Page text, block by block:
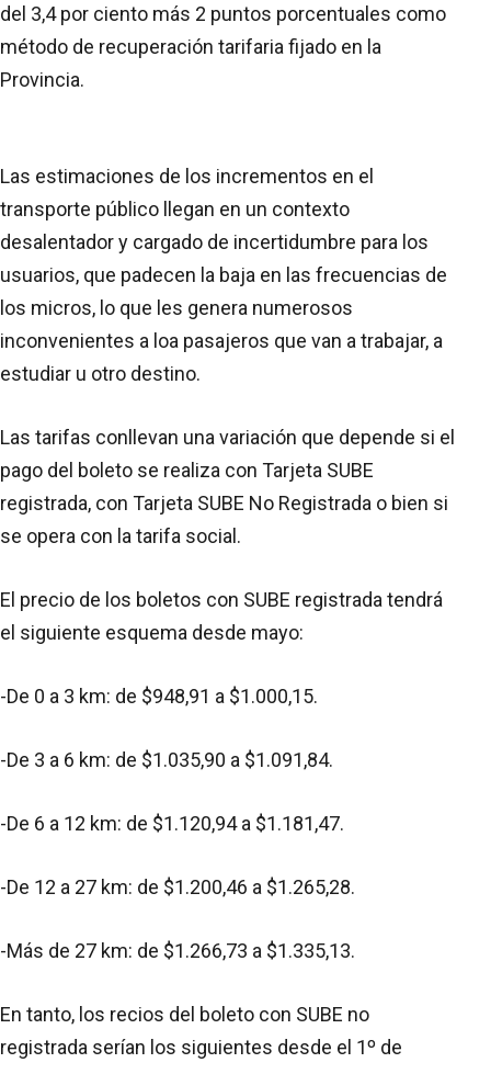
del 3,4 por ciento más 2 puntos porcentuales como
método de recuperación tarifaria fijado en la
Provincia.
Las estimaciones de los incrementos en el
transporte público llegan en un contexto
desalentador y cargado de incertidumbre para los
usuarios, que padecen la baja en las frecuencias de
los micros, lo que les genera numerosos
inconvenientes a loa pasajeros que van a trabajar, a
estudiar u otro destino.
Las tarifas conllevan una variación que depende si el
pago del boleto se realiza con Tarjeta SUBE
registrada, con Tarjeta SUBE No Registrada o bien si
se opera con la tarifa social.
El precio de los boletos con SUBE registrada tendrá
el siguiente esquema desde mayo:
-De 0 a 3 km: de $948,91 a $1.000,15.
-De 3 a 6 km: de $1.035,90 a $1.091,84.
-De 6 a 12 km: de $1.120,94 a $1.181,47.
-De 12 a 27 km: de $1.200,46 a $1.265,28.
-Más de 27 km: de $1.266,73 a $1.335,13.
En tanto, los recios del boleto con SUBE no
registrada serían los siguientes desde el 1º de